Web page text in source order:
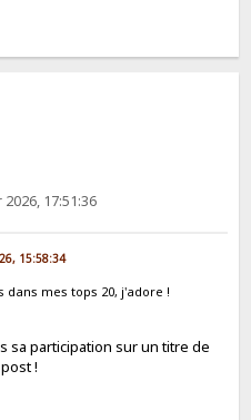
17:51:36
15:58:34
dans mes tops 20, j'adore !
sa participation sur un titre de
!